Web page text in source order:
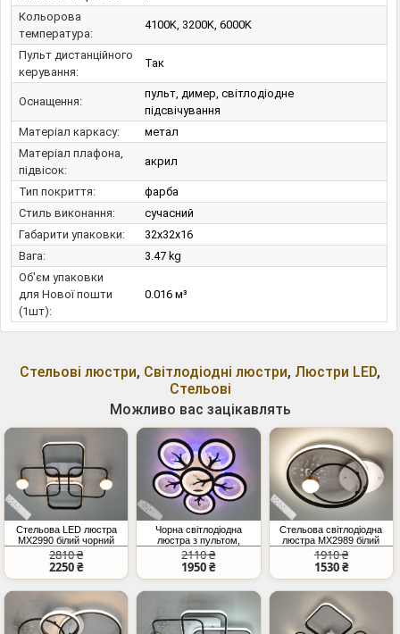
Кольорова
температура:
4100K, 3200K, 6000K
Пульт дистанційного
керування:
Так
Оснащення:
пульт, димер, світлодіодне
підсвічування
Матеріал каркасу:
метал
Матеріал плафона,
підвісок:
акрил
Тип покриття:
фарба
Стиль виконання:
сучасний
Габарити упаковки:
32x32x16
Вага:
3.47 kg
Об'єм упаковки
для Нової пошти
(1шт):
0.016 м³
Стельові люстри, Світлодіодні люстри, Люстри LED,
Стельові
Можливо вас зацікавлять
Стельова LED люстра
MX2990 білий чорний
55Вт з пультом
дистанційного керування
2810 ₴
2250 ₴
Чорна світлодіодна
люстра з пультом,
диммером, підсвіткою,
90W
2110 ₴
1950 ₴
Стельова світлодіодна
люстра MX2989 білий
чорний 35 Вт LED
1910 ₴
1530 ₴